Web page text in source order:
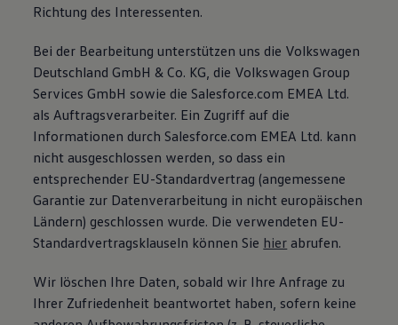
Richtung des Interessenten.
Bei der Bearbeitung unterstützen uns die Volkswagen
Deutschland GmbH & Co. KG, die Volkswagen Group
Services GmbH sowie die Salesforce.com EMEA Ltd.
als Auftragsverarbeiter. Ein Zugriff auf die
Informationen durch Salesforce.com EMEA Ltd. kann
nicht ausgeschlossen werden, so dass ein
entsprechender EU-Standardvertrag (angemessene
Garantie zur Datenverarbeitung in nicht europäischen
Ländern) geschlossen wurde. Die verwendeten EU-
Standardvertragsklauseln können Sie hier abrufen.
Wir löschen Ihre Daten, sobald wir Ihre Anfrage zu
Ihrer Zufriedenheit beantwortet haben, sofern keine